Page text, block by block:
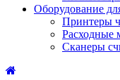
Оборудование
Принтеры
Расходные
Сканеры